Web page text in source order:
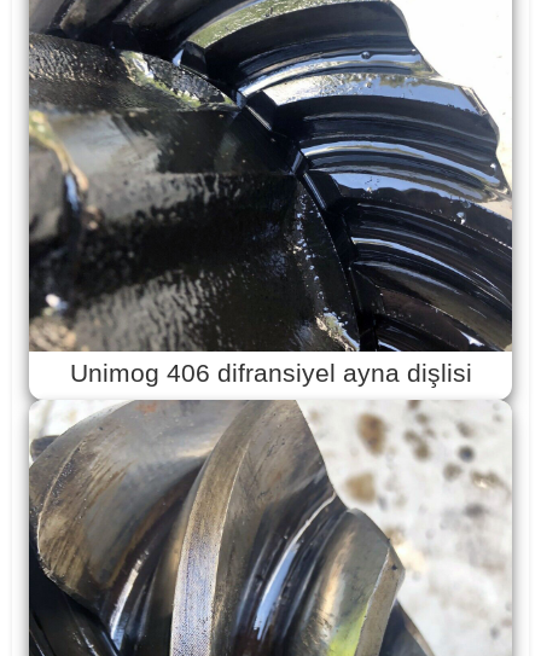
Unimog 406 difransiyel ayna dişlisi